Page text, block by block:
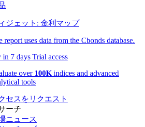
ジェット: 金利マップ
report uses data from the Cbonds database.
in 7 days Trial access
over 100K indices and advanced
tools
セスをリクエスト
ーチ
ニュース